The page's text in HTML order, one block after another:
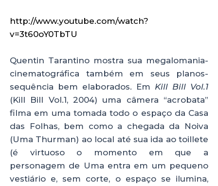
http://www.youtube.com/watch?
v=3t60oY0TbTU
Quentin Tarantino mostra sua megalomania-
cinematográfica também em seus planos-
sequência bem elaborados. Em Kill Bill Vol.1
(Kill Bill Vol.1, 2004) uma câmera “acrobata”
filma em uma tomada todo o espaço da Casa
das Folhas, bem como a chegada da Noiva
(Uma Thurman) ao local até sua ida ao toillete
(é virtuoso o momento em que a
personagem de Uma entra em um pequeno
vestiário e, sem corte, o espaço se ilumina,